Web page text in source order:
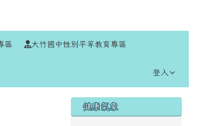
區 大竹國中性別平等教育專區
登入
右邊區域內容
健康氣象